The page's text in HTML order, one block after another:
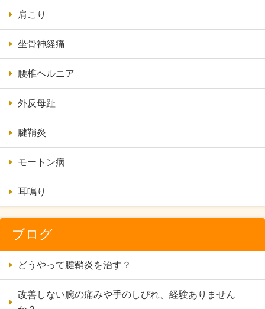
肩こり
坐骨神経痛
腰椎ヘルニア
外反母趾
腱鞘炎
モートン病
耳鳴り
ブログ
どうやって腱鞘炎を治す？
改善しない腕の痛みや手のしびれ、経験ありません